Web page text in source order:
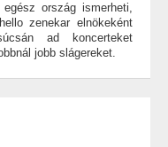
ország ismerheti,
zenekar elnökeként
ad koncerteket
jobb slágereket.